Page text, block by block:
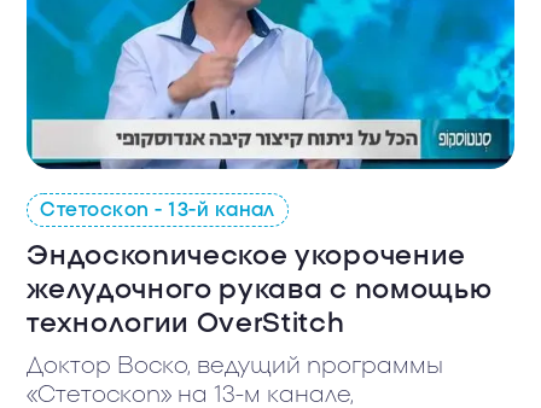
Стетоскоп - 13-й канал
Эндоскопическое укорочение
желудочного рукава с помощью
технологии OverStitch
Доктор Воско, ведущий программы
«Стетоскоп» на 13-м канале,